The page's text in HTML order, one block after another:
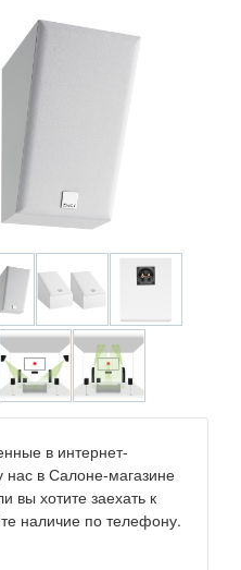
в интернет-
нас в Салоне-магазине
вы хотите заехать к
наличие по телефону.